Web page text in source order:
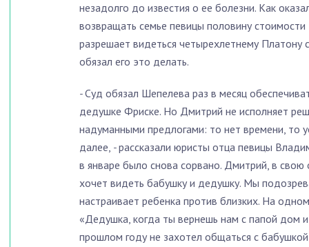
незадолго до известия о ее болезни. Как
возвращать семье певицы половину
разрешает видеться четырехлетнему
обязал его это делать.
-Суд обязал Шепелева раз в месяц
дедушке Фриске. Но Дмитрий не исполняет
надуманными предлогами: то нет времени, то
далее, -рассказали юристы отца певицы
в январе было снова сорвано. Дмитрий, в свою
хочет видеть бабушку и дедушку. Мы
настраивает ребенка против близких. На
«Дедушка, когда ты вернешь нам с папой дом
прошлом году не захотел общаться с